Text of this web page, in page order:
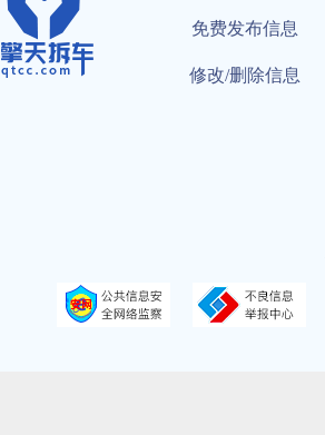
免费发布信息
修改/删除信息